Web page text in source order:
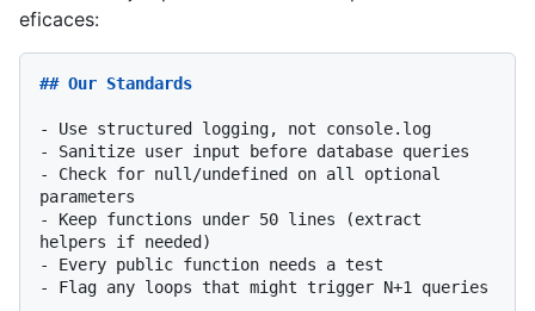
eficaces:
## Our Standards
-
-
-
Check for null/undefined on all optional
-
Keep functions under 50 lines (extract
-
-
Flag any loops that might trigger N+1 queries